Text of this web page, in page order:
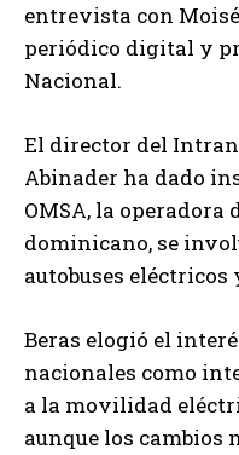
entrevista con
periódico digital y
Nacional.
El director del
Abinader ha dado
OMSA, la operadora
dominicano, se
autobuses
Beras elogió el
nacionales como
a la movilidad
aunque los cambios